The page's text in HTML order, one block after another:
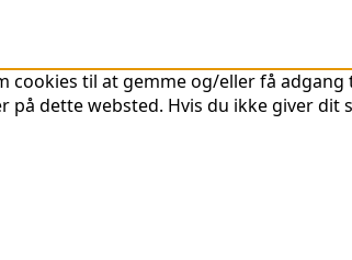
til at gemme og/eller få
dette websted. Hvis du ikke giver